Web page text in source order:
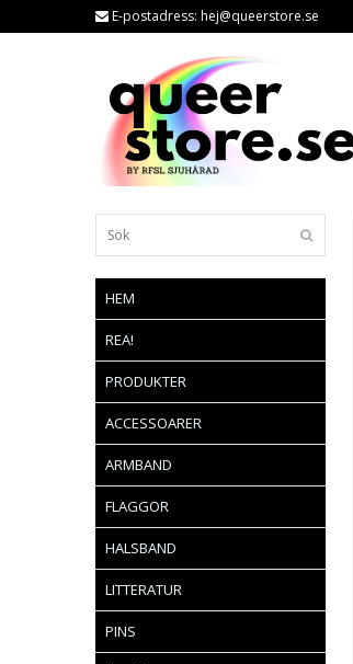
E-postadress: hej@queerstore.se
HEM
REA!
PRODUKTER
ACCESSOARER
ARMBAND
FLAGGOR
HALSBAND
LITTERATUR
PINS